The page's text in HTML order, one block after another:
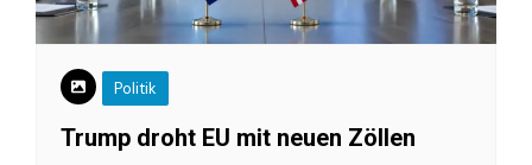
Politik
Trump droht EU mit neuen Zöllen